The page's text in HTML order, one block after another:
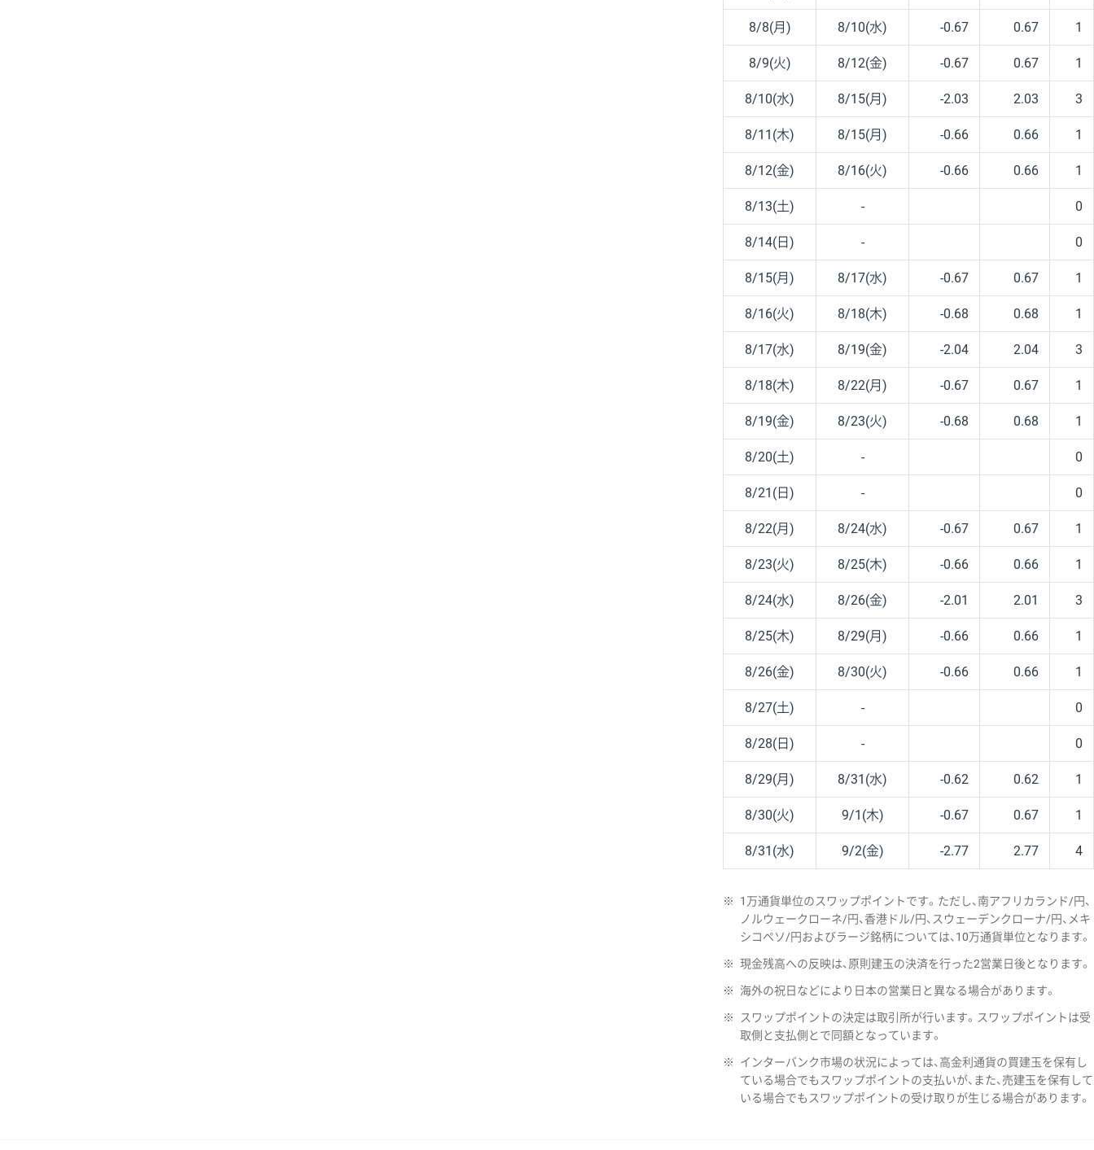
8/8(月) 8/10(水) -0.67 0.67 1
8/9(火) 8/12(金) -0.67 0.67 1
8/10(水) 8/15(月) -2.03 2.03 3
8/11(木) 8/15(月) -0.66 0.66 1
8/12(金) 8/16(火) -0.66 0.66 1
8/13(土) - 0
8/14(日) - 0
8/15(月) 8/17(水) -0.67 0.67 1
8/16(火) 8/18(木) -0.68 0.68 1
8/17(水) 8/19(金) -2.04 2.04 3
8/18(木) 8/22(月) -0.67 0.67 1
8/19(金) 8/23(火) -0.68 0.68 1
8/20(土) - 0
8/21(日) - 0
8/22(月) 8/24(水) -0.67 0.67 1
8/23(火) 8/25(木) -0.66 0.66 1
8/24(水) 8/26(金) -2.01 2.01 3
8/25(木) 8/29(月) -0.66 0.66 1
8/26(金) 8/30(火) -0.66 0.66 1
8/27(土) - 0
8/28(日) - 0
8/29(月) 8/31(水) -0.62 0.62 1
8/30(火) 9/1(木) -0.67 0.67 1
8/31(水) 9/2(金) -2.77 2.77 4
※
1万通貨単位のスワップポイントです。ただし、南アフリカランド/円、
ノルウェークローネ/円、香港ドル/円、スウェーデンクローナ/円、メキ
シコペソ/円およびラージ銘柄については、10万通貨単位となります。
※ 現金残高への反映は、原則建玉の決済を行った2営業日後となります。
※ 海外の祝日などにより日本の営業日と異なる場合があります。
※
スワップポイントの決定は取引所が行います。スワップポイントは受
取側と支払側とで同額となっています。
※
インターバンク市場の状況によっては、高金利通貨の買建玉を保有し
ている場合でもスワップポイントの支払いが、また、売建玉を保有して
いる場合でもスワップポイントの受け取りが生じる場合があります。